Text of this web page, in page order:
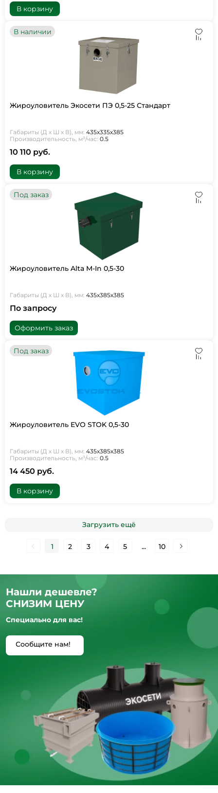
В корзину
В наличии
Жироуловитель Экосети ПЭ 0,5-25 Стандарт
Габариты (Д х Ш х В), мм: 435х335х385
Производительность, м³/час: 0.5
10 110 руб.
В корзину
Под заказ
Жироуловитель Alta M-In 0,5-30
Габариты (Д х Ш х В), мм: 435х385х385
По запросу
Оформить заказ
Под заказ
Жироуловитель EVO STOK 0,5-30
Габариты (Д х Ш х В), мм: 435х385х385
Производительность, м³/час: 0.5
14 450 руб.
В корзину
Загрузить ещё
1 2 3 4 5 ... 10
Нашли дешевле?
СНИЗИМ ЦЕНУ
Специально для вас!
Сообщите нам!